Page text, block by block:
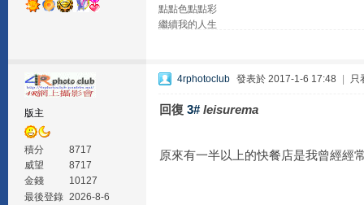
點點色點點彩
繼續我的人生
版主
積分
8717
威望
8717
金錢
10127
最後登錄 2026-8-6
4rphotoclub 發表於 2017-1-6 17:48 只
回復 3# leisurema
原來有一半以上的快餐店是我曾經經